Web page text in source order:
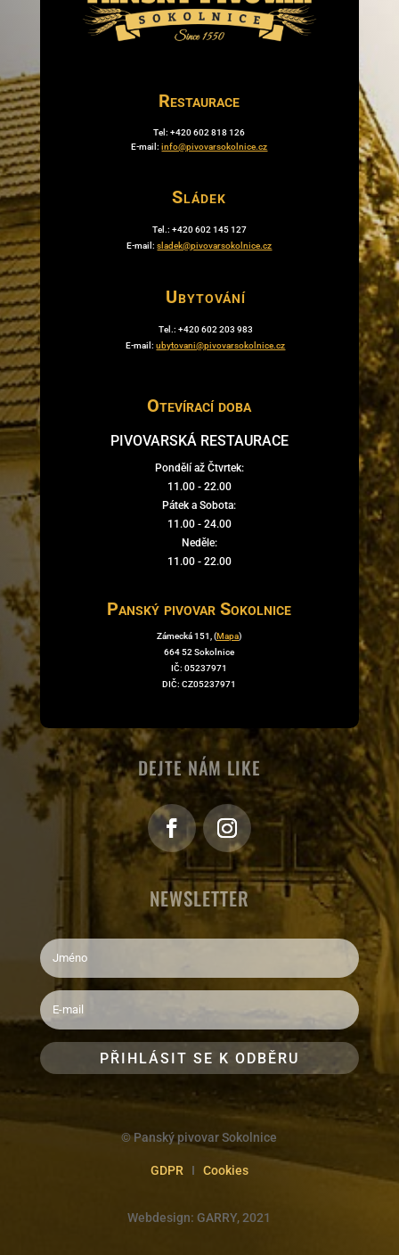
Restaurace
Tel: +420 602 818 126
E-mail:info@pivovarsokolnice.cz
Sládek
Tel.: +420 602 145 127
E-mail:sladek@pivovarsokolnice.cz
Ubytování
Tel.: +420 602 203 983
E-mail:ubytovani@pivovarsokolnice.cz
Otevírací doba
PIVOVARSKÁ RESTAURACE
Pondělí až Čtvrtek:
11.00 - 22.00
Pátek a Sobota:
11.00 - 24.00
Neděle:
11.00 - 22.00
Panský pivovar Sokolnice
Zámecká 151, (Mapa)
664 52 Sokolnice
IČ: 05237971
DIČ: CZ05237971
DEJTE NÁM LIKE
NEWSLETTER
PŘIHLÁSIT SE K ODBĚRU
© Panský pivovar Sokolnice
GDPRI Cookies
Webdesign:GARRY, 2021